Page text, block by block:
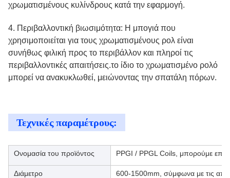
χρωματισμένους κυλίνδρους κατά την εφαρμογή.
4. Περιβαλλοντική βιωσιμότητα: Η μπογιά που
χρησιμοποιείται για τους χρωματισμένους ρολ είναι
συνήθως φιλική προς το περιβάλλον και πληροί τις
περιβαλλοντικές απαιτήσεις.το ίδιο το χρωματισμένο ρολό
μπορεί να ανακυκλωθεί, μειώνοντας την σπατάλη πόρων.
Τεχνικές παραμέτρους:
Ονομασία του προϊόντος PPGI / PPGL Coils, μπορούμε
Διάμετρο 600-1500mm, σύμφωνα με τις